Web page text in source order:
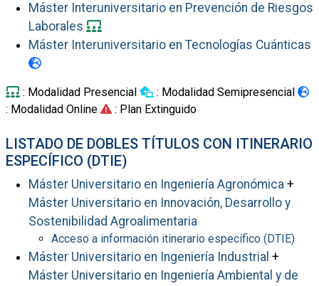
Máster Interuniversitario en Prevención de Riesgos
Laborales
Máster Interuniversitario en Tecnologías Cuánticas
: Modalidad Presencial
: Modalidad Semipresencial
: Modalidad Online
: Plan Extinguido
LISTADO DE DOBLES TÍTULOS CON ITINERARIO
ESPECÍFICO (DTIE)
Máster Universitario en Ingeniería Agronómica +
Máster Universitario en Innovación, Desarrollo y
Sostenibilidad Agroalimentaria
Acceso a información itinerario específico (DTIE)
Máster Universitario en Ingeniería Industrial +
Máster Universitario en Ingeniería Ambiental y de